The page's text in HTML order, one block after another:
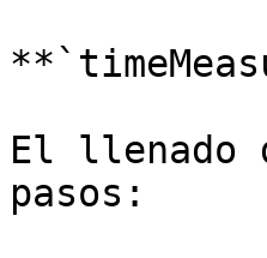
El llenado
pasos: